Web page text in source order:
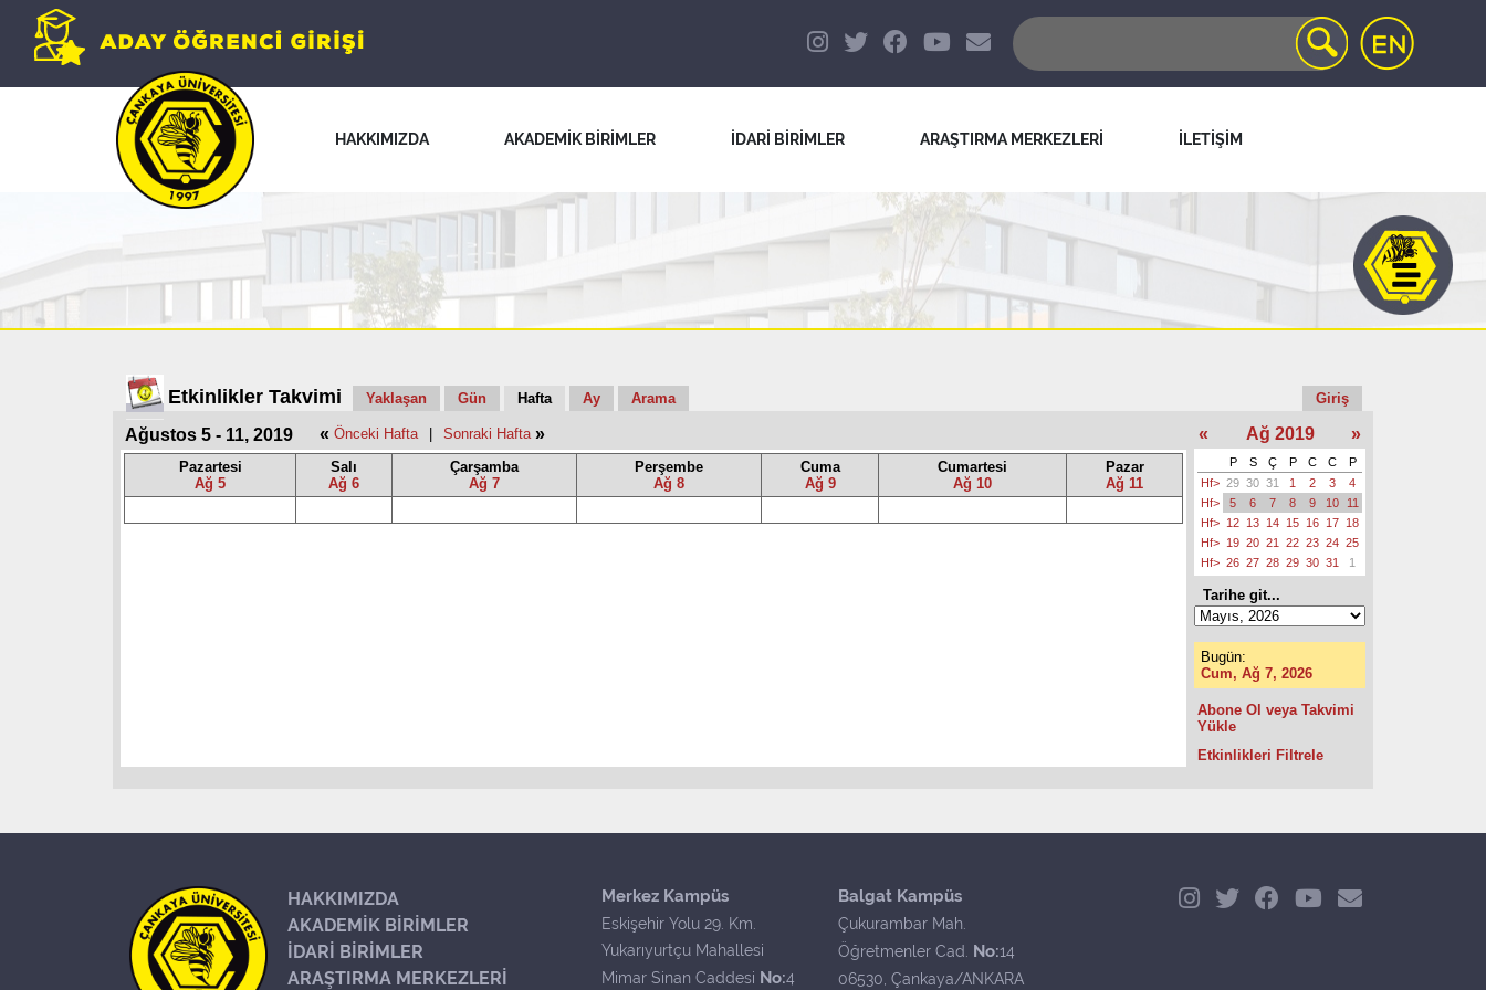
HAKKIMIZDA AKADEMİK BİRİMLER İDARİ BİRİMLER ARAŞTIRMA MERKEZLERİ İLETİŞİM
Etkinlikler Takvimi Yaklaşan Gün Hafta Ay Arama Giriş
Ağustos 5 - 11, 2019 « Önceki Hafta Sonraki Hafta »
Pazartesi
Ağ 5
Salı
Ağ 6
Çarşamba
Ağ 7
Perşembe
Ağ 8
Cuma
Ağ 9
Cumartesi
Ağ 10
Pazar
Ağ 11
« Ağ 2019 »
P S Ç P C C
P
Hf> 29 30 31 1 2 3
4
Hf>
5 6 7 8 9 10
11
Hf> 12 13 14 15 16 17 18
Hf> 19 20 21 22 23 24 25
Hf> 26 27 28 29 30 31 1
Tarihe git...
Bugün:
Cum, Ağ 7, 2026
Abone Ol veya Takvimi
Yükle
Etkinlikleri Filtrele
HAKKIMIZDA
AKADEMİK BİRİMLER
İDARİ BİRİMLER
ARAŞTIRMA MERKEZLERİ
Merkez Kampüs
Eskişehir Yolu 29. Km.
Yukarıyurtçu Mahallesi
Mimar Sinan Caddesi No:4
Balgat Kampüs
Çukurambar Mah.
Öğretmenler Cad. No:14
06530, Çankaya/ANKARA